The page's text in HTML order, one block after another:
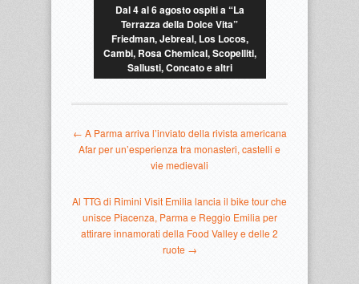
Dal 4 al 6 agosto ospiti a “La
Terrazza della Dolce Vita”
Friedman, Jebreal, Los Locos,
Cambi, Rosa Chemical, Scopelliti,
Sallusti, Concato e altri
← A Parma arriva l’inviato della rivista americana
Afar per un’esperienza tra monasteri, castelli e
vie medievali
Al TTG di Rimini Visit Emilia lancia il bike tour che
unisce Piacenza, Parma e Reggio Emilia per
attirare innamorati della Food Valley e delle 2
ruote →